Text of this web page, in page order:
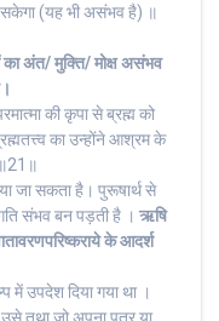
सकेगा (यह भी असंभव है) ॥
का अंत/ मुक्ति/ मोक्ष असंभव
की कृपा से ब्रह्म को
का उन्होंने आश्रम के
॥21॥
जा सकता है। पुरूषार्थ से
संभव बन पड़ती है । ऋषि
के आदर्श
में उपदेश दिया गया था ।
तथा जो अपना पुत्र या